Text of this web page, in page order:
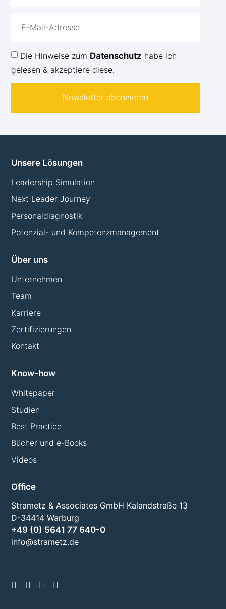
Die Hinweise zum Datenschutz habe ich
gelesen & akzeptiere diese.
Newsletter abonnieren
Unsere Lösungen
Leadership Simulation
Next Leader Journey
Personaldiagnostik
Potenzial- und Kompetenzmanagement
Über uns
Unternehmen
Team
Karriere
Zertifizierungen
Kontakt
Know-how
Whitepaper
Studien
Best Practice
Bücher und e-Books
Videos
Office
Strametz & Associates GmbH Kalandstraße 13
D-34414 Warburg
+49 (0) 5641 77 640-0
info@strametz.de